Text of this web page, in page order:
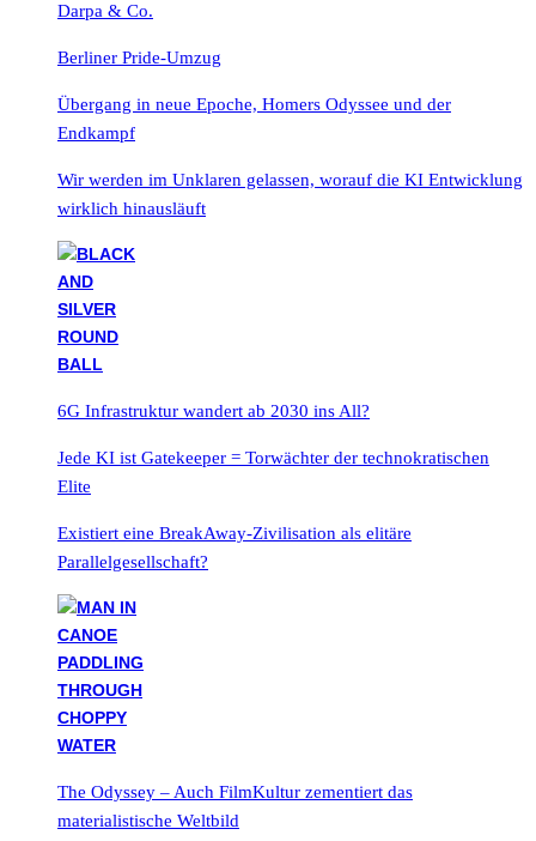
Darpa & Co.
Berliner Pride-Umzug
Übergang in neue Epoche, Homers Odyssee und der
Endkampf
Wir werden im Unklaren gelassen, worauf die KI Entwicklung
wirklich hinausläuft
6G Infrastruktur wandert ab 2030 ins All?
Jede KI ist Gatekeeper = Torwächter der technokratischen
Elite
Existiert eine BreakAway-Zivilisation als elitäre
Parallelgesellschaft?
The Odyssey – Auch FilmKultur zementiert das
materialistische Weltbild